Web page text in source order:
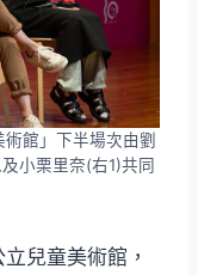
術館」下半場次由劉
小栗里奈(右1)共同
兒童美術館，